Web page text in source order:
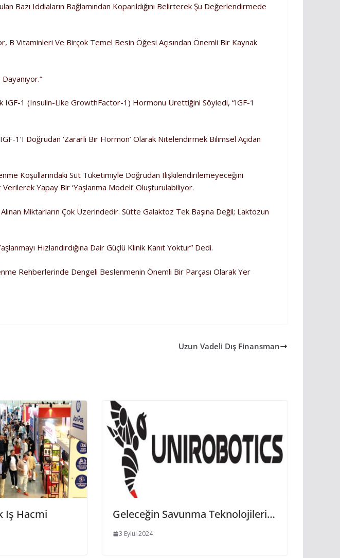
Iddiaların Bağlamından Koparıldığını Belirterek Şu Değerlendirmede
B Vitaminleri Ve Birçok Temel Besin Öğesi Açısından Önemli Bir Kaynak
IGF-1 (Insulin-Like GrowthFactor-1) Hormonu Ürettiğini Söyledi, “IGF-1
1’i Doğrudan ‘zararlı Bir Hormon’ Olarak Nitelendirmek Bilimsel Açıdan
Koşullarındaki Süt Tüketimiyle Doğrudan Ilişkilendirilemeyeceğini
Yapay Bir ‘yaşlanma Modeli’ Oluşturulabiliyor.
Miktarların Çok Üzerindedir. Sütte Galaktoz Tek Başına Değil; Laktozun
Hızlandırdığına Dair Güçlü Klinik Kanıt Yoktur” Dedi.
Rehberlerinde Dengeli Beslenmenin Önemli Bir Parçası Olarak Yer
Uzun Vadeli Dış Finansman
Iş Hacmi Geleceğin Savunma Teknolojileri…
3 Eylül 2024